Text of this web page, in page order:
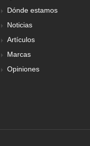
Dónde estamos
Noticias
Artículos
Marcas
Opiniones